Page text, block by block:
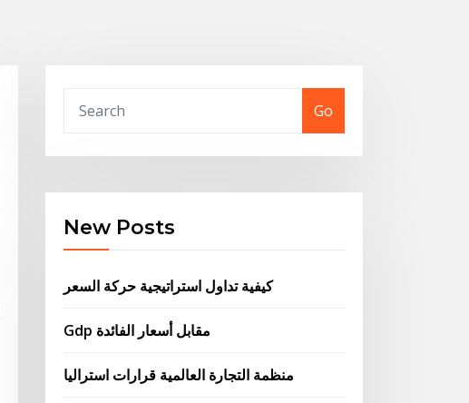
Go
New Posts
كيفية تداول استراتيجية حركة السعر
Gdp مقابل أسعار الفائدة
منظمة التجارة العالمية قرارات استراليا